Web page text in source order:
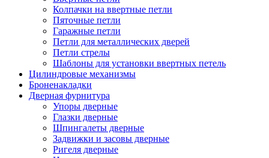
Колпачки на ввертные петли
Пяточные петли
Гаражные петли
Петли для металлических дверей
Петли стрелы
Шаблоны для установки ввертных петель
Цилиндровые механизмы
Броненакладки
Дверная фурнитура
Упоры дверные
Глазки дверные
Шпингалеты дверные
Задвижки и засовы дверные
Ригеля дверные